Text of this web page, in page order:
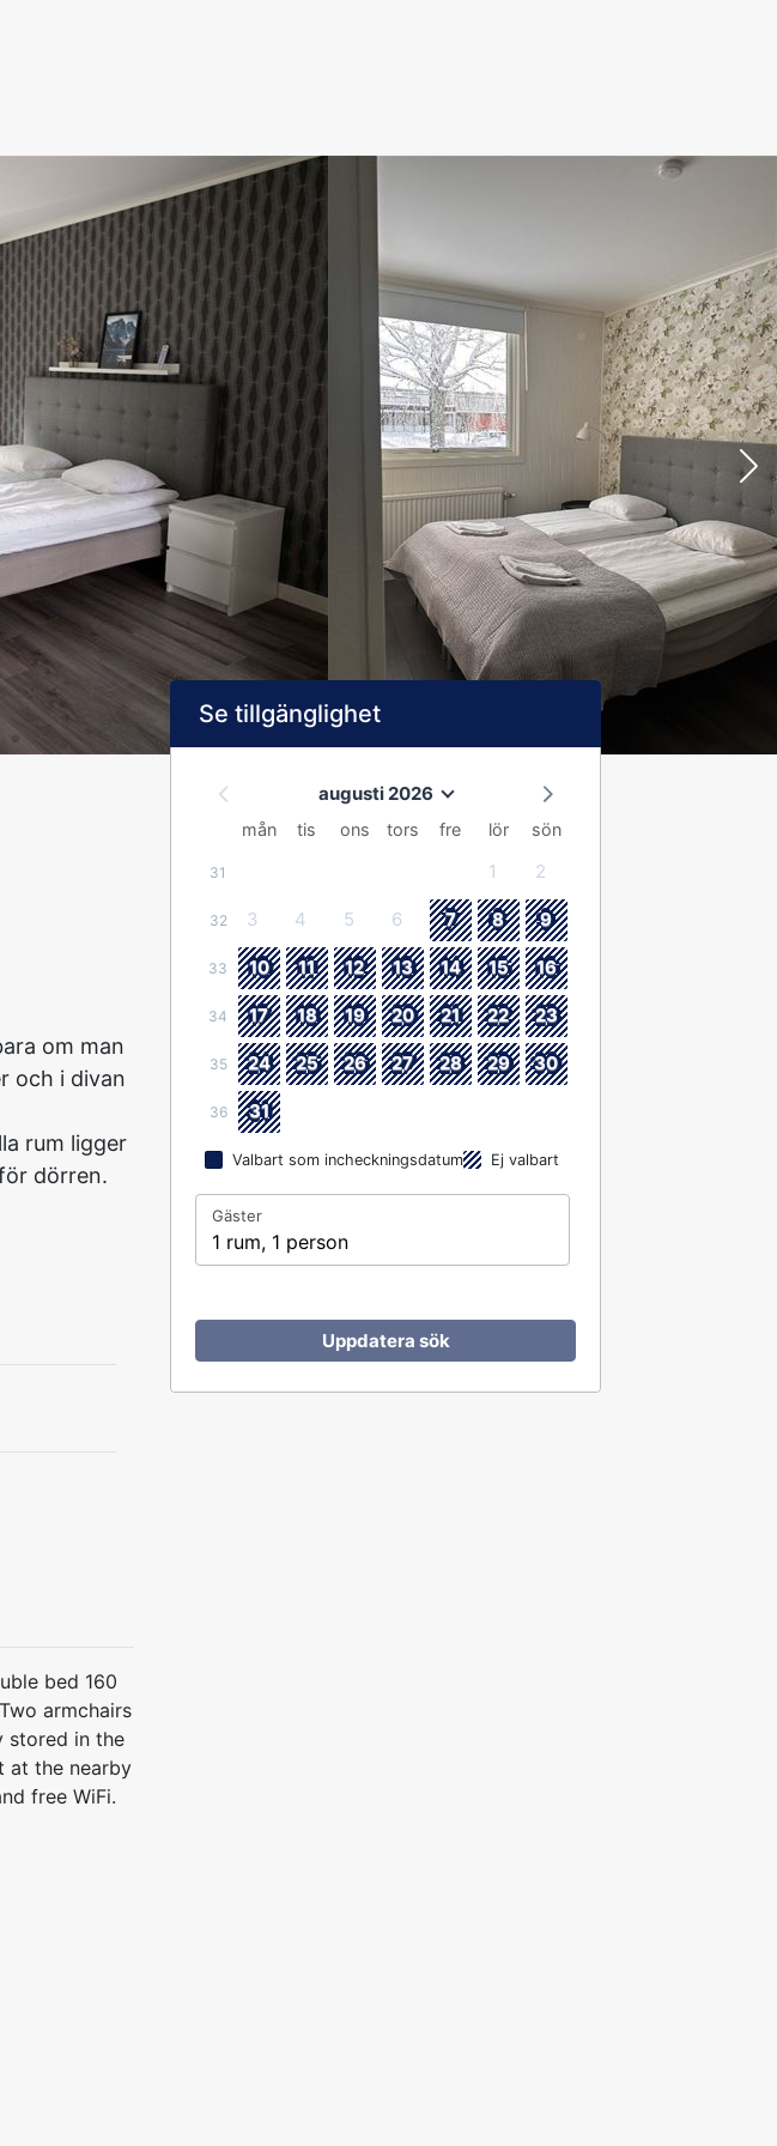
om man
och i divan
rum ligger
dörren.
bed 160
armchairs
stored in the
at the nearby
free WiFi.
Se tillgänglighet
augusti 2026
mån tis ons tors fre lör sön
31 1 2
32 3 4 5 6 7 8 9
33 10 11 12 13 14 15 16
34 17 18 19 20 21 22 23
35 24 25 26 27 28 29 30
36 31
Valbart som incheckningsdatum Ej valbart
Gäster
1 rum, 1 person
Uppdatera sök